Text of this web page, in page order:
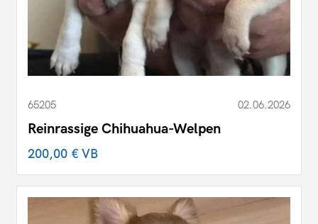
65205 02.06.2026
Reinrassige Chihuahua-Welpen
200,00 €VB